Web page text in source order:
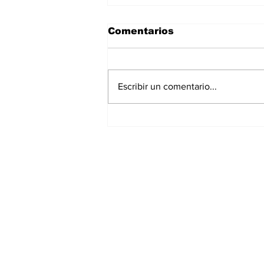
Comentarios
Escribir un comentario...